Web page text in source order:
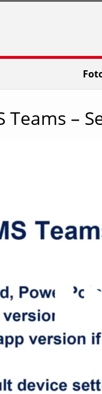
Teams –